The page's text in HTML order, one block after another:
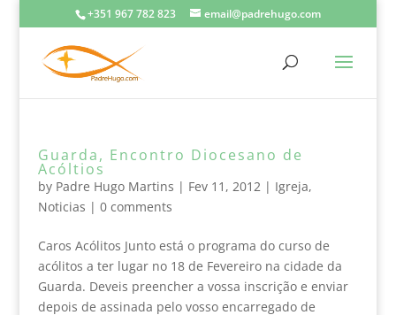
+351 967 782 823 email@padrehugo.com
Guarda, Encontro Diocesano de
Acóltios
by Padre Hugo Martins | Fev 11, 2012| Igreja,
Noticias | 0 comments
Caros Acólitos Junto está o programa do curso de
acólitos a ter lugar no 18 de Fevereiro na cidade da
Guarda. Deveis preencher a vossa inscrição e enviar
depois de assinada pelo vosso encarregado de